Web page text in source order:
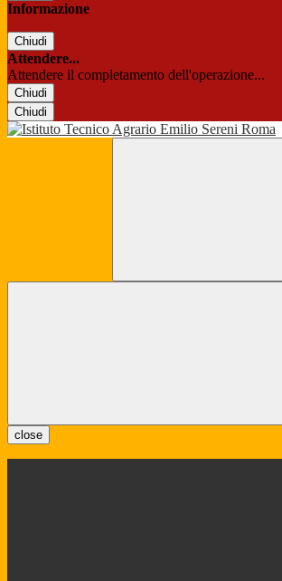
Informazione
Chiudi
Attendere...
Attendere il completamento dell'operazione...
Chiudi
Chiudi
close